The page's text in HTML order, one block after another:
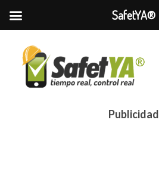
Publicidad
SafetYA®